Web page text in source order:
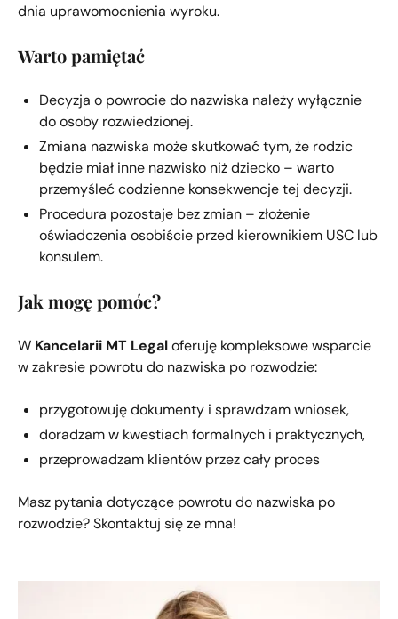
dnia uprawomocnienia wyroku.
Warto pamiętać
Decyzja o powrocie do nazwiska należy wyłącznie
do osoby rozwiedzionej.
Zmiana nazwiska może skutkować tym, że rodzic
będzie miał inne nazwisko niż dziecko – warto
przemyśleć codzienne konsekwencje tej decyzji.
Procedura pozostaje bez zmian – złożenie
oświadczenia osobiście przed kierownikiem USC lub
konsulem.
Jak mogę pomóc?
W Kancelarii MT Legaloferuję kompleksowe wsparcie
w zakresie powrotu do nazwiska po rozwodzie:
przygotowuję dokumenty i sprawdzam wniosek,
doradzam w kwestiach formalnych i praktycznych,
przeprowadzam klientów przez cały proces
Masz pytania dotyczące powrotu do nazwiska po
rozwodzie? Skontaktuj się ze mna!